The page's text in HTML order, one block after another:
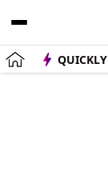
QUICKLY